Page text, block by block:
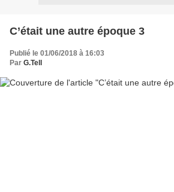
C’était une autre époque 3
Publié le 01/06/2018 à 16:03
Par G.Tell